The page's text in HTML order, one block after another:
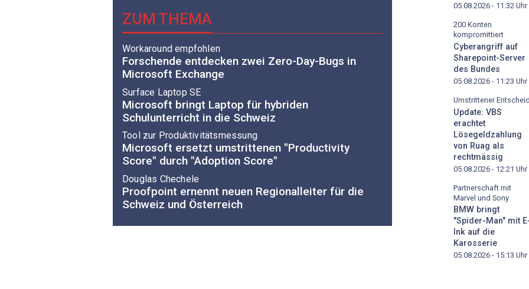
ZUM THEMA
Workaround empfohlen
Forschende entdecken zwei Zero-Day-Bugs in
Microsoft Exchange
Surface Laptop SE
Microsoft bringt Laptop für hybriden
Schulunterricht in die Schweiz
Tool zur Produktivitätsmessung
Microsoft ersetzt umstrittenen "Productivity
Score" durch "Adoption Score"
Douglas Chechele
Proofpoint ernennt neuen Regionalleiter für die
Schweiz und Österreich
05.08.2026 - 11:32 Uhr
200 Konten
kompromittiert
Cyberangriff auf
Sharepoint-Server
des Bundes
05.08.2026 - 11:23 Uhr
Umstrittener Entscheid
Update: VBS
erachtet
Lösegeldzahlung
von Ruag als
rechtmässig
05.08.2026 - 12:21 Uhr
Partnerschaft mit
Marvel und Sony
BMW bringt
"Spider-Man" mit
Ink auf die
Karosserie
05.08.2026 - 15:13 Uhr